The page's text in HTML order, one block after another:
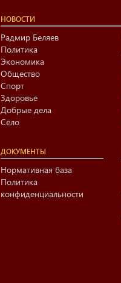
НОВОСТИ
Радмир Беляев
Политика
Экономика
Общество
Спорт
Здоровье
Добрые дела
Село
ДОКУМЕНТЫ
Нормативная база
Политика
конфиденциальности